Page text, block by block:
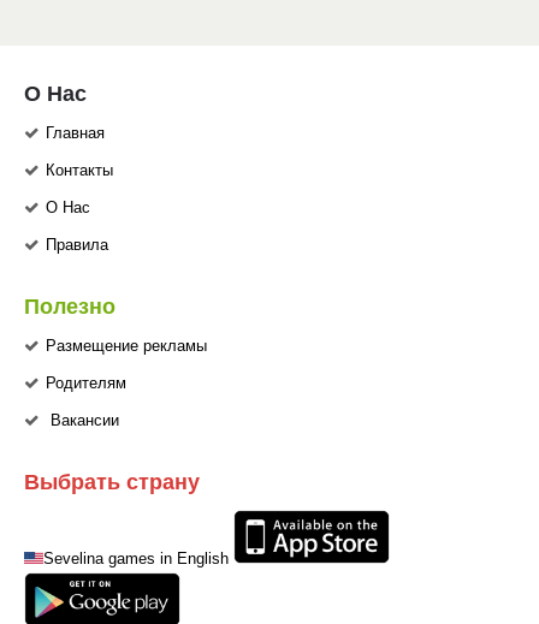
О Нас
Главная
Контакты
О Нас
Правила
Полезно
Размещение рекламы
Родителям
Вакансии
Выбрать страну
Sevelina games in English